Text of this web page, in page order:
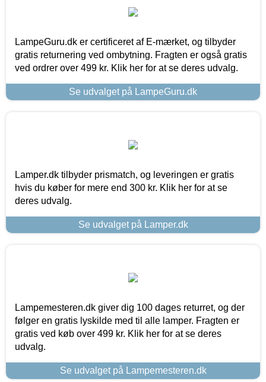
LampeGuru.dk er certificeret af E-mærket, og tilbyder
gratis returnering ved ombytning. Fragten er også gratis
ved ordrer over 499 kr. Klik her for at se deres udvalg.
Se udvalget på LampeGuru.dk
Lamper.dk tilbyder prismatch, og leveringen er gratis
hvis du køber for mere end 300 kr. Klik her for at se
deres udvalg.
Se udvalget på Lamper.dk
Lampemesteren.dk giver dig 100 dages returret, og der
følger en gratis lyskilde med til alle lamper. Fragten er
gratis ved køb over 499 kr. Klik her for at se deres
udvalg.
Se udvalget på Lampemesteren.dk